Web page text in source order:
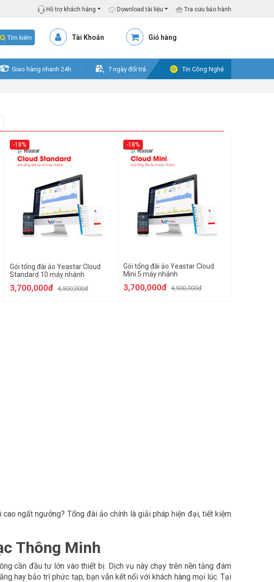
Hỗ trợ khách hàng Download tài liệu Tra cứu bảo hành
Tìm kiếm Tài Khoản Giỏ hàng
Giao hàng nhanh 24h 7 ngày đổi trả Tin Công Nghệ
-18%
Gói tổng đài ảo Yeastar Cloud
Standard 10 máy nhánh
3,700,000đ 4,500,000đ
-18%
Gói tổng đài ảo Yeastar Cloud
Mini 5 máy nhánh
3,700,000đ 4,500,000đ
ngất ngưởng? Tổng đài ảo chính là giải pháp hiện đại, tiết kiệm
Thông Minh
cần đầu tư lớn vào thiết bị. Dịch vụ này chạy trên nền tảng đám
hay bảo trì phức tạp, bạn vẫn kết nối với khách hàng mọi lúc. Tại